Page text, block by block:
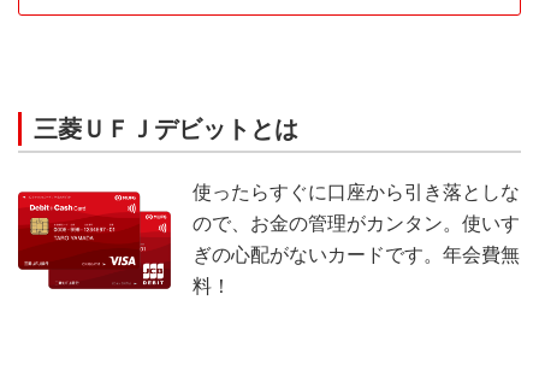
三菱ＵＦＪデビットとは
使ったらすぐに口座から引き落としな
ので、お金の管理がカンタン。使いす
ぎの心配がないカードです。年会費無
料！